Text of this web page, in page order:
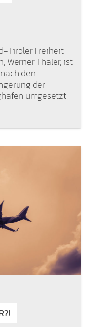
Tiroler Freiheit
Werner Thaler, ist
den
der
umgesetzt